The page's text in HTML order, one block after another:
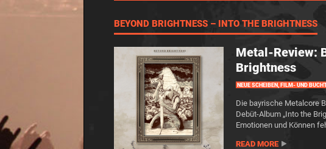
BEYOND BRIGHTNESS – INTO THE BRIGHTNESS
Metal-Review:
Brightness
NEUE SCHEIBEN, FILM- UND
Die bayrische Metalcore
Debüt-Album „Into the
Emotionen und Können
READ MORE